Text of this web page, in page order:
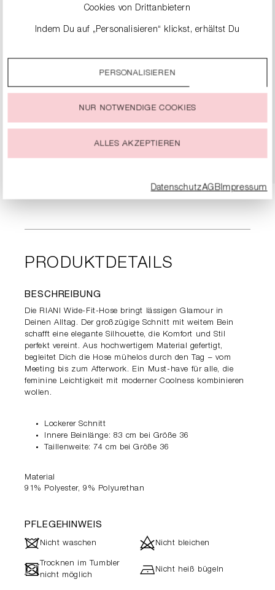
279,00 €
PRODUKTDETAILS
BESCHREIBUNG
Die RIANI Wide-Fit-Hose bringt lässigen Glamour in
Deinen Alltag. Der großzügige Schnitt mit weitem Bein
schafft eine elegante Silhouette, die Komfort und Stil
perfekt vereint. Aus hochwertigem Material gefertigt,
begleitet Dich die Hose mühelos durch den Tag – vom
Meeting bis zum Afterwork. Ein Must-have für alle, die
feminine Leichtigkeit mit moderner Coolness kombinieren
wollen.
Lockerer Schnitt
Innere Beinlänge: 83 cm bei Größe 36
Taillenweite: 74 cm bei Größe 36
Material
91% Polyester, 9% Polyurethan
PFLEGEHINWEIS
JNicht waschen dNicht bleichen
- Trocknen im Tumbler
nicht möglich
hNicht heiß bügeln
Cookies von Drittanbietern
Indem Du auf „Personalisieren“ klickst, erhältst Du
Durch einen Klick auf das Auswahlfeld „Alle akzeptieren“
stimmst Du der Verwendung aller Cookies zu, die unter
jeder Zeit ändern oder widerrufen.
PERSONALISIEREN
NUR NOTWENDIGE COOKIES
ALLES AKZEPTIEREN
DatenschutzAGBImpressum